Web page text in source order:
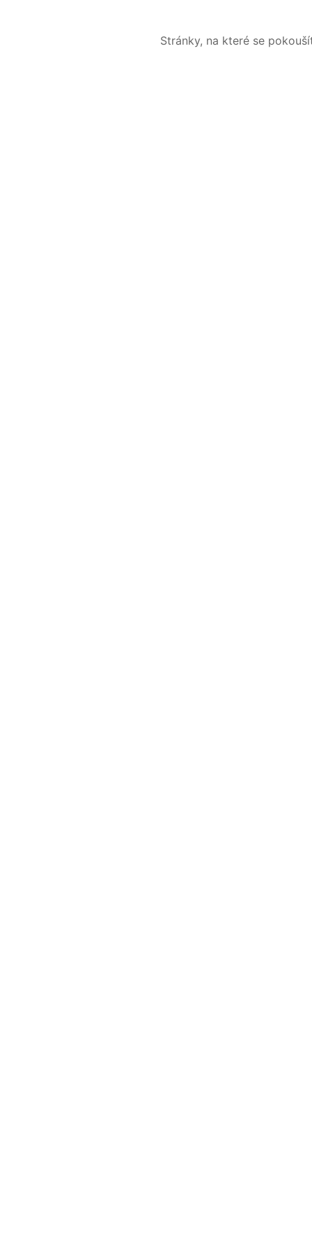
Stránky, na které se